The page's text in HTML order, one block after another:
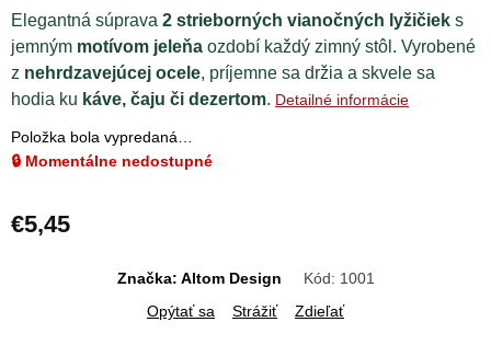
Elegantná súprava 2 strieborných vianočných lyžičiek s
jemným motívom jeleňa ozdobí každý zimný stôl. Vyrobené
z nehrdzavejúcej ocele, príjemne sa držia a skvele sa
hodia ku káve, čaju či dezertom. Detailné informácie
Položka bola vypredaná…
🔒 Momentálne nedostupné
€5,45
Značka: Altom Design Kód: 1001
Opýtať sa
Strážiť Zdieľať